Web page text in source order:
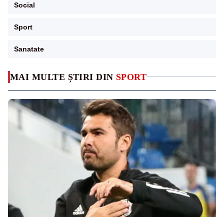
MAI MULTE ȘTIRI DIN SPORT
Social
Sport
Sanatate